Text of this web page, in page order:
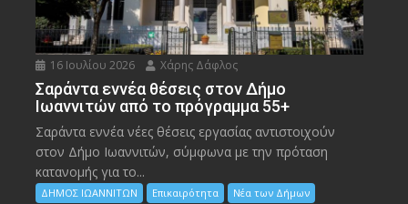
16 Ιουλίου 2026 Χάρης Δάφλος
Σαράντα εννέα θέσεις στον Δήμο
Ιωαννιτών από το πρόγραμμα 55+
Σαράντα εννέα νέες θέσεις εργασίας αντιστοιχούν
στον Δήμο Ιωαννιτών, σύμφωνα με την πρόταση
κατανομής για το...
ΔΗΜΟΣ ΙΩΑΝΝΙΤΩΝ Επικαιρότητα Νέα των Δήμων